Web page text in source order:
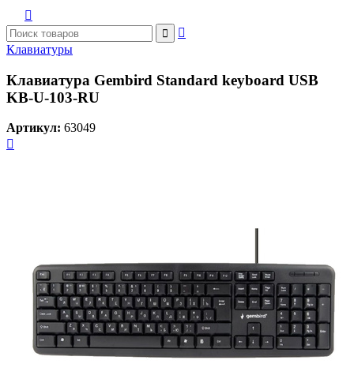



Клавиатуры
Клавиатура Gembird Standard keyboard USB
KB-U-103-RU
Артикул: 63049
